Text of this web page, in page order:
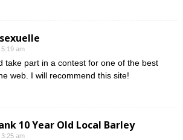
am
take part in a contest for one of the best
web. I will recommend this site!
10 Year Old Local Barley
am